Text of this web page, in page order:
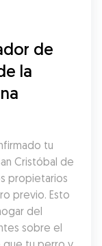
de
la
tu
Cristóbal de
propietarios
previo. Esto
del
sobre el